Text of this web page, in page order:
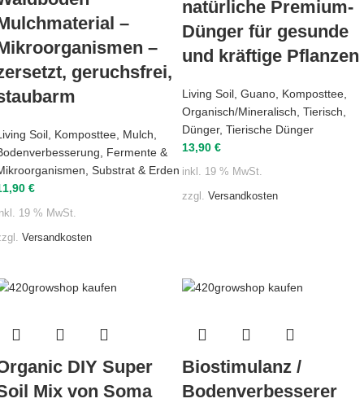
–
–
geruchsfrei,
Soil, Komposttee, Mulch,
, Fermente &
, Substrat & Erden
€
19 % MwSt.
Versandkosten
natürliche Premium-
Dünger für gesunde
und kräftige Pflanzen
Living Soil Guano Komposttee
Organisch/Mineralisch Tierisch
Dünger, Tierische Dünger
13,90 €
inkl. 19 % MwSt.
zzgl. Versandkosten
DIY Super
Mix von Soma
Biostimulanz /
Bodenverbesserer